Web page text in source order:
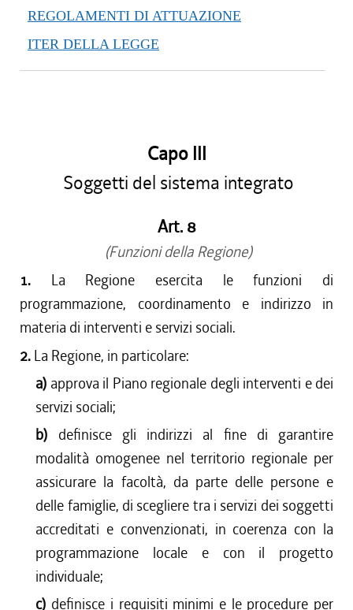
REGOLAMENTI DI ATTUAZIONE
ITER DELLA LEGGE
Capo III
Soggetti del sistema integrato
Art. 8
(Funzioni della Regione)
1. La Regione esercita le funzioni di
programmazione, coordinamento e indirizzo in
materia di interventi e servizi sociali.
2. La Regione, in particolare:
a) approva il Piano regionale degli interventi e dei
servizi sociali;
b) definisce gli indirizzi al fine di garantire
modalità omogenee nel territorio regionale per
assicurare la facoltà, da parte delle persone e
delle famiglie, di scegliere tra i servizi dei soggetti
accreditati e convenzionati, in coerenza con la
programmazione locale e con il progetto
individuale;
c) definisce i requisiti minimi e le procedure per